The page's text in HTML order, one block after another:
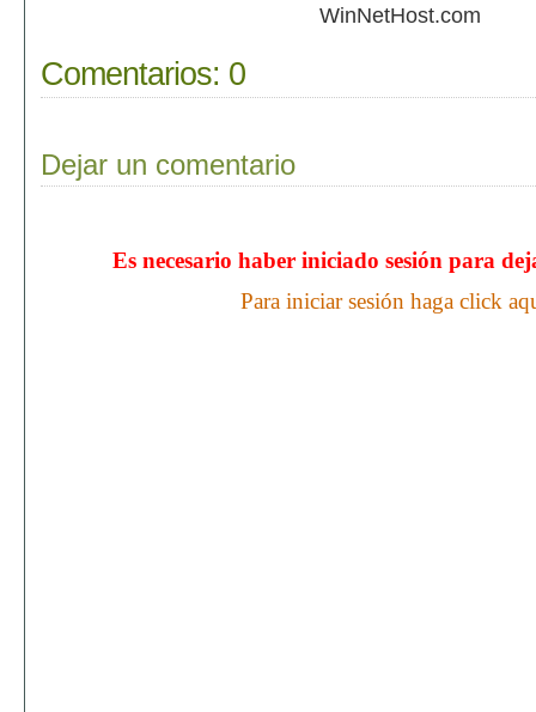
WinNetHost.com
Comentarios: 0
Dejar un comentario
Es necesario haber iniciado sesión para
Para iniciar sesión haga click